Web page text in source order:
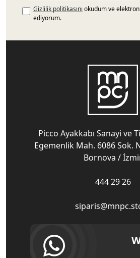
Gizlilik politikasını okudum ve
ediyorum.
Picco Ayakkabı Sanayi ve
Egemenlik Mah. 6086 Sok.
Bornova /
444 29 26